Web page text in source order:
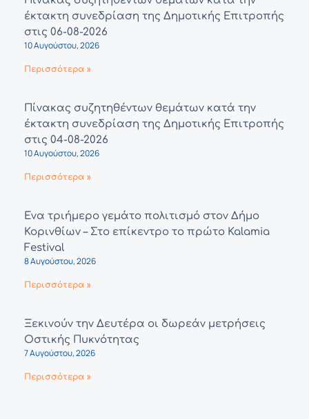
έκτακτη συνεδρίαση της Δημοτικής Επιτροπής
στις 06-08-2026
10 Αυγούστου, 2026
Περισσότερα »
Πίνακας συζητηθέντων θεμάτων κατά την
έκτακτη συνεδρίαση της Δημοτικής Επιτροπής
στις 04-08-2026
10 Αυγούστου, 2026
Περισσότερα »
Ένα τριήμερο γεμάτο πολιτισμό στον Δήμο
Κορινθίων – Στο επίκεντρο το πρώτο Kalamia
Festival
8 Αυγούστου, 2026
Περισσότερα »
Ξεκινούν την Δευτέρα οι δωρεάν μετρήσεις
Οστικής Πυκνότητας
7 Αυγούστου, 2026
Περισσότερα »